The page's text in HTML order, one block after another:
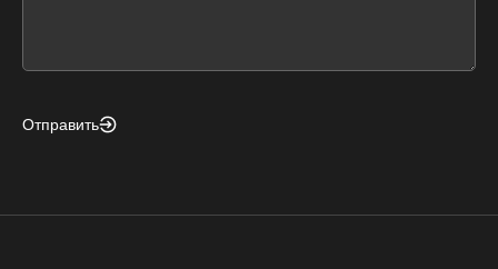
Отправить